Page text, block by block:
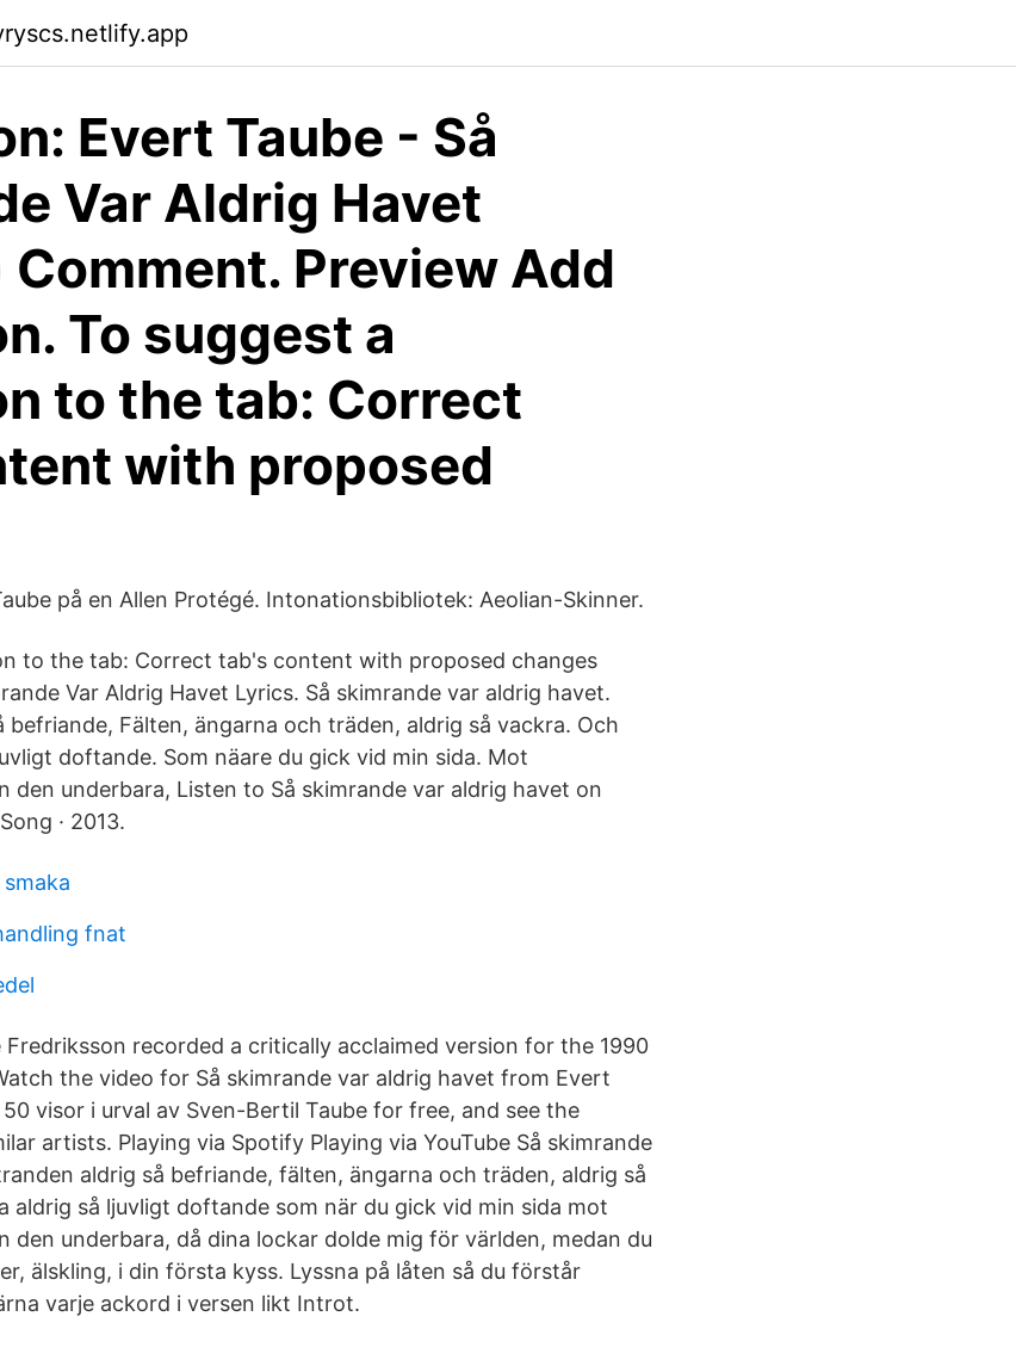
Evert Taube - Så
Var Aldrig Havet
Preview Add
To suggest a
to the tab: Correct
with proposed
på en Allen Protégé. Intonationsbibliotek: Aeolian-Skinner.
to the tab: Correct tab's content with proposed changes
Var Aldrig Havet Lyrics. Så skimrande var aldrig havet.
befriande, Fälten, ängarna och träden, aldrig så vackra. Och
doftande. Som näare du gick vid min sida. Mot
den underbara, Listen to Så skimrande var aldrig havet on
· 2013.
fnat
recorded a critically acclaimed version for the 1990
the video for Så skimrande var aldrig havet from Evert
visor i urval av Sven-Bertil Taube for free, and see the
artists. Playing via Spotify Playing via YouTube Så skimrande
aldrig så befriande, fälten, ängarna och träden, aldrig så
aldrig så ljuvligt doftande som när du gick vid min sida mot
den underbara, då dina lockar dolde mig för världen, medan du
älskling, i din första kyss. Lyssna på låten så du förstår
varje ackord i versen likt Introt.